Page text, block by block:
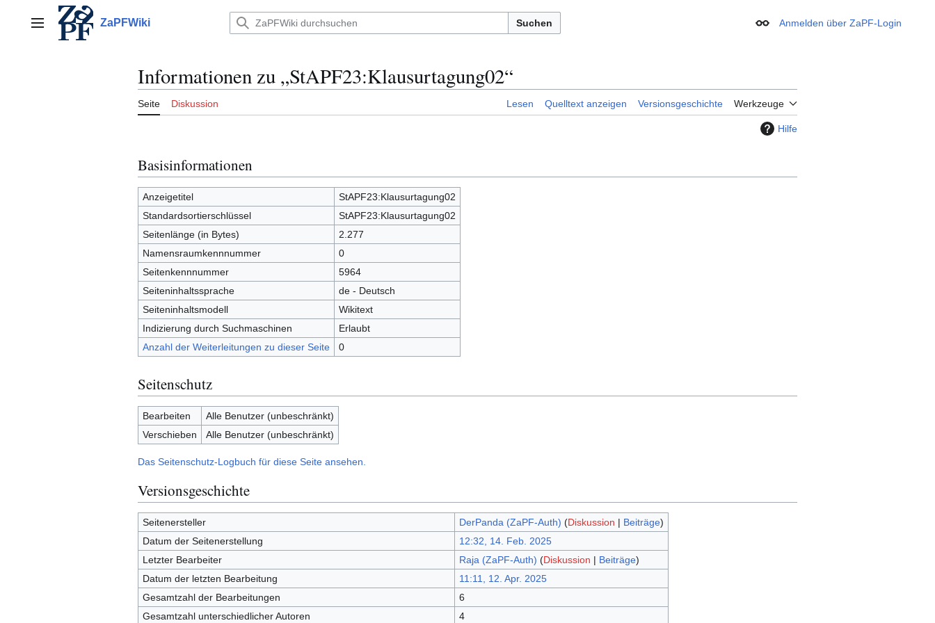
springenHauptmenü ZaPFWiki Suchen Erscheinungsbild
Anmelden über ZaPF-Login
Informationen zu „StAPF23:Klausurtagung02“
Seite Diskussion Lesen Quelltext anzeigen Versionsgeschichte Werkzeuge
Hilfe
Basisinformationen
Anzeigetitel
StAPF23:Klausurtagung02
Standardsortierschlüssel
StAPF23:Klausurtagung02
Seitenlänge (in Bytes)
2.277
Namensraumkennnummer
0
Seitenkennnummer
5964
Seiteninhaltssprache
de - Deutsch
Seiteninhaltsmodell
Wikitext
Indizierung durch Suchmaschinen
Erlaubt
Anzahl der Weiterleitungen zu dieser Seite
0
Seitenschutz
Bearbeiten
Alle Benutzer (unbeschränkt)
Verschieben
Alle Benutzer (unbeschränkt)
Das Seitenschutz-Logbuch für diese Seite ansehen.
Versionsgeschichte
Seitenersteller DerPanda (ZaPF-Auth) (Diskussion | Beiträge)
Datum der Seitenerstellung
12:32, 14. Feb. 2025
Letzter Bearbeiter
Raja (ZaPF-Auth) (Diskussion | Beiträge)
Datum der letzten Bearbeitung
11:11, 12. Apr. 2025
Gesamtzahl der Bearbeitungen
6
Gesamtzahl unterschiedlicher Autoren
4